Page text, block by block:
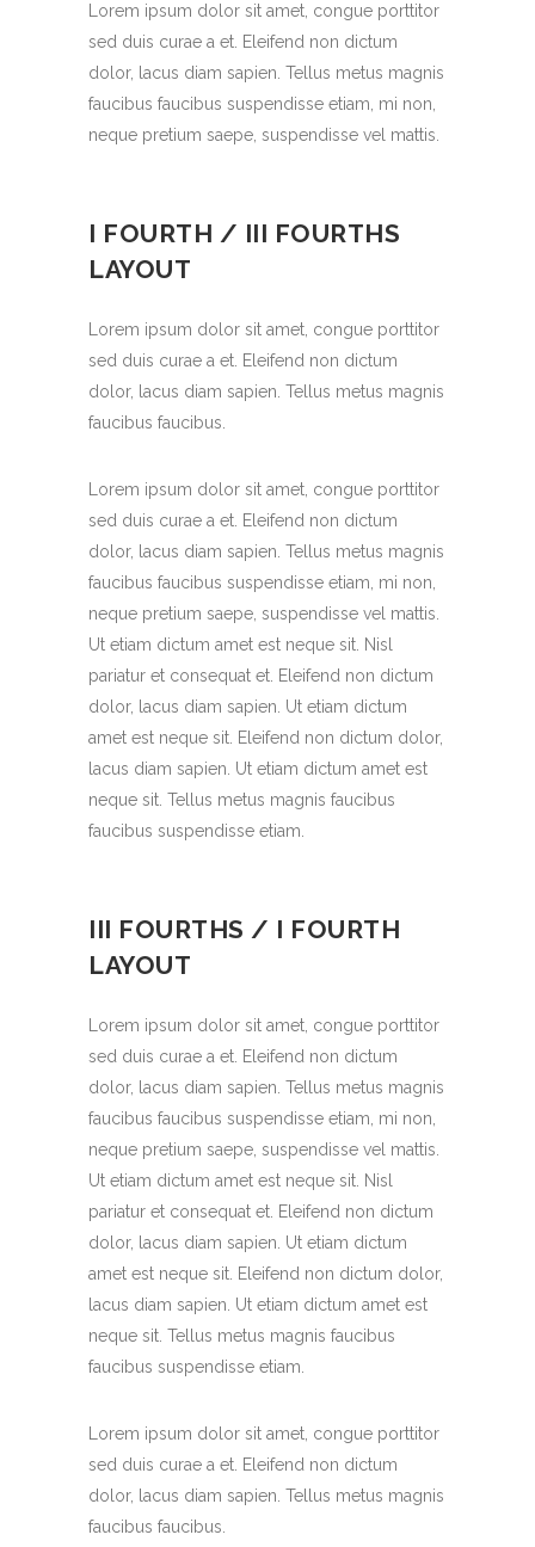
Lorem ipsum dolor sit amet, congue porttitor
sed duis curae a et. Eleifend non dictum
dolor, lacus diam sapien. Tellus metus magnis
faucibus faucibus suspendisse etiam, mi non,
neque pretium saepe, suspendisse vel mattis.
I FOURTH / III FOURTHS
LAYOUT
Lorem ipsum dolor sit amet, congue porttitor
sed duis curae a et. Eleifend non dictum
dolor, lacus diam sapien. Tellus metus magnis
faucibus faucibus.
Lorem ipsum dolor sit amet, congue porttitor
sed duis curae a et. Eleifend non dictum
dolor, lacus diam sapien. Tellus metus magnis
faucibus faucibus suspendisse etiam, mi non,
neque pretium saepe, suspendisse vel mattis.
Ut etiam dictum amet est neque sit. Nisl
pariatur et consequat et. Eleifend non dictum
dolor, lacus diam sapien. Ut etiam dictum
amet est neque sit. Eleifend non dictum dolor,
lacus diam sapien. Ut etiam dictum amet est
neque sit. Tellus metus magnis faucibus
faucibus suspendisse etiam.
III FOURTHS / I FOURTH
LAYOUT
Lorem ipsum dolor sit amet, congue porttitor
sed duis curae a et. Eleifend non dictum
dolor, lacus diam sapien. Tellus metus magnis
faucibus faucibus suspendisse etiam, mi non,
neque pretium saepe, suspendisse vel mattis.
Ut etiam dictum amet est neque sit. Nisl
pariatur et consequat et. Eleifend non dictum
dolor, lacus diam sapien. Ut etiam dictum
amet est neque sit. Eleifend non dictum dolor,
lacus diam sapien. Ut etiam dictum amet est
neque sit. Tellus metus magnis faucibus
faucibus suspendisse etiam.
Lorem ipsum dolor sit amet, congue porttitor
sed duis curae a et. Eleifend non dictum
dolor, lacus diam sapien. Tellus metus magnis
faucibus faucibus.